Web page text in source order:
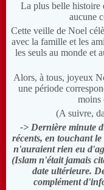
La plus belle histoire
aucune
Cette veille de Noel
avec la famille et les
les seuls au monde et
Alors, à tous, joyeux
une période
moins
(A suivre,
-> Dernière minute
récents, en touchant
n'auraient rien eu
(Islam n'était jamais
date ultérieure.
complément